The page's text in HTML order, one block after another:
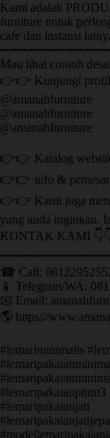
Kami adalah
furniture untuk
cafe dan instansi
Mau lihat contoh
👉👉 Kunjungi
@amanahfurniture
@amanahfurniture
@amanahfurniture
👉👉 Katalog
👉👉 info &
👉👉 Kami juga
yang anda inginkan.
KONTAK KAMI
☎ Call:
📱 Telegram/WA:
📧 Email:
🌎 https://
#lemariminimalis
#lemaripakaianpintu3
#lemaripakaianjati